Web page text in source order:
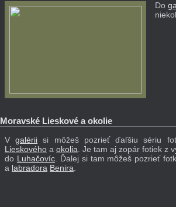
Do
Moravské Lieskové a okolie
Vgalérii si môžeš pozrieť ďaľšiu sériu
Lieskového a okolia . Je tam aj zopár fotiek z
do Luhačovíc. Ďalej si tam môžeš pozrieť
a labradora Benira